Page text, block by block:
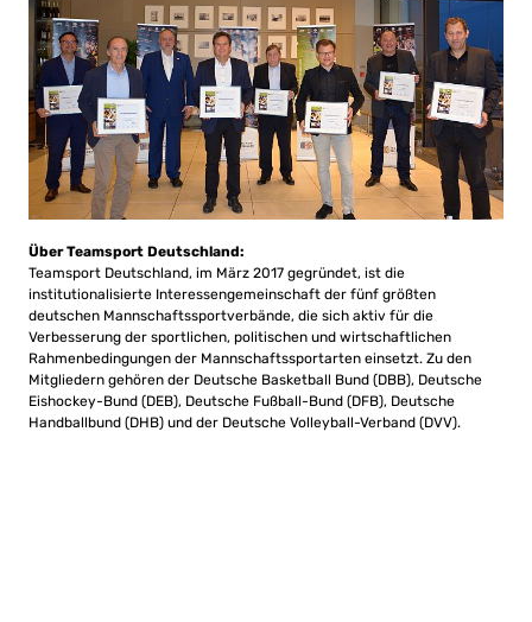
Über Teamsport Deutschland:
Teamsport Deutschland, im März 2017 gegründet, ist die
institutionalisierte Interessengemeinschaft der fünf größten
deutschen Mannschaftssportverbände, die sich aktiv für die
Verbesserung der sportlichen, politischen und wirtschaftlichen
Rahmenbedingungen der Mannschaftssportarten einsetzt. Zu den
Mitgliedern gehören der Deutsche Basketball Bund (DBB), Deutsche
Eishockey-Bund (DEB), Deutsche Fußball-Bund (DFB), Deutsche
Handballbund (DHB) und der Deutsche Volleyball-Verband (DVV).